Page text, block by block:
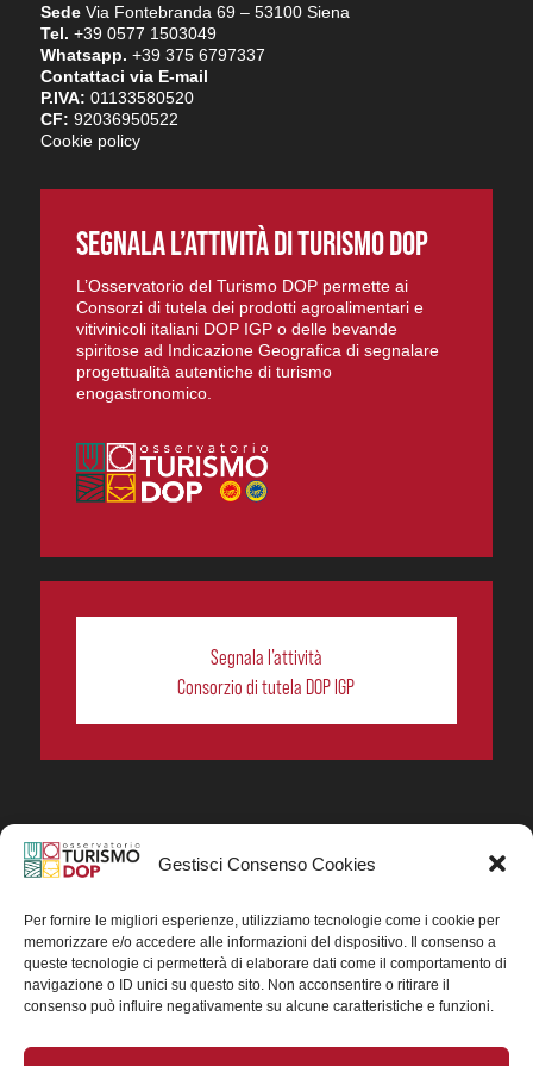
Gestisci Consenso Cookies
Per fornire le migliori esperienze, utilizziamo tecnologie come i cookie per
memorizzare e/o accedere alle informazioni del dispositivo. Il consenso a
queste tecnologie ci permetterà di elaborare dati come il comportamento di
navigazione o ID unici su questo sito. Non acconsentire o ritirare il
consenso può influire negativamente su alcune caratteristiche e funzioni.
SedeVia Fontebranda 69 – 53100 Siena
Tel. +39 0577 1503049
Whatsapp. +39 375 6797337
Contattaci via E-mail
P.IVA: 01133580520
CF: 92036950522
Cookie policy
SEGNALA L’ATTIVITÀ DI TURISMO DOP
L’Osservatorio del Turismo DOP permette ai
Consorzi di tutela dei prodotti agroalimentari e
vitivinicoli italiani DOP IGP o delle bevande
spiritose ad Indicazione Geografica di segnalare
progettualità autentiche di turismo
enogastronomico.
Segnala l’attività
Consorzio di tutela DOP IGP
In collaborazione ORIGIN ITALIA.
del turismo enogastronomico dei prodotti DOP IGP
italiani.
Concessione contributo MASAF DM n. 0311719 del
15/06/2023
Concessione contributo MASAF, DM n. 0016662 del
15/01/2025 (CUP J88H24002560007)